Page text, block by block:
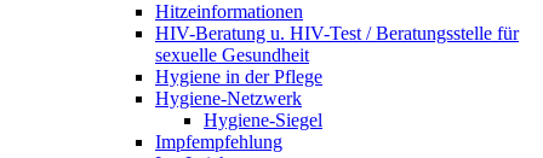
Hitzeinformationen
HIV-Beratung u. HIV-Test / Beratungsstelle für
sexuelle Gesundheit
Hygiene in der Pflege
Hygiene-Netzwerk
Hygiene-Siegel
Impfempfehlung